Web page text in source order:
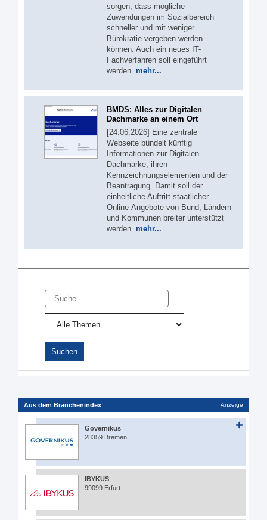
sorgen, dass mögliche
Zuwendungen im Sozialbereich
schneller und mit weniger
Bürokratie vergeben werden
können. Auch ein neues IT-
Fachverfahren soll eingeführt
werden. mehr...
BMDS: Alles zur Digitalen
Dachmarke an einem Ort
[24.06.2026] Eine zentrale
Webseite bündelt künftig
Informationen zur Digitalen
Dachmarke, ihren
Kennzeichnungselementen und der
Beantragung. Damit soll der
einheitliche Auftritt staatlicher
Online-Angebote von Bund, Ländern
und Kommunen breiter unterstützt
werden. mehr...
Suche
Aus dem Branchenindex Anzeige
Governikus
28359 Bremen
IBYKUS
99099 Erfurt